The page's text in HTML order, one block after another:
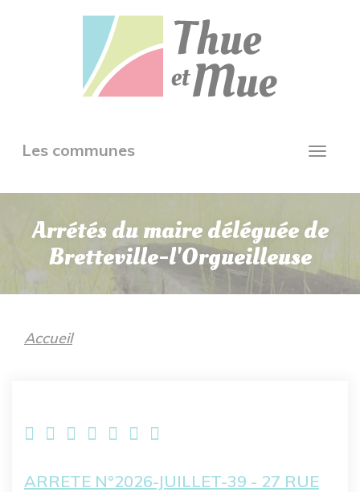
Toggle
Les communes
Arrétés du maire déléguée de
Bretteville-l'Orgueilleuse
Accueil
Fichier
ARRETE N°2026-JUILLET-39 - 27 RUE
Panneau de gestion des cookies